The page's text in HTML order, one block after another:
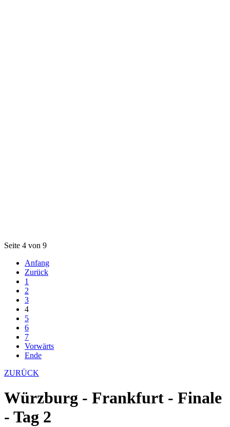
Seite 4 von 9
Anfang
Zurück
1
2
3
4
5
6
7
Vorwärts
Ende
ZURÜCK
Würzburg - Frankfurt - Finale
- Tag 2